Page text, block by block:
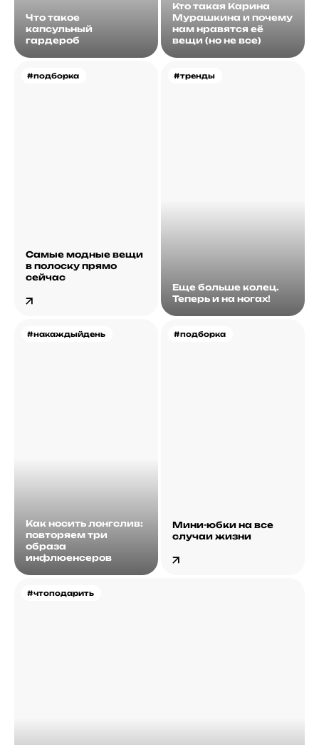
Что такое
капсульный
гардероб
Кто такая Карина
Мурашкина и почему
нам нравятся её
вещи (но не все)
#подборка
Самые модные вещи
в полоску прямо
сейчас
#тренды
Еще больше колец.
Теперь и на ногах!
#накаждыйдень
Как носить лонгслив:
повторяем три
образа
инфлюенсеров
#чтоподарить
#подборка
Мини-юбки на все
случаи жизни